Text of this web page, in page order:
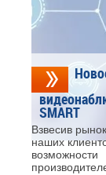
SMART
Взвесив
наших
возможности